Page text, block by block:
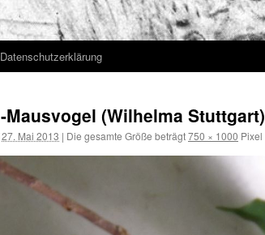
Mausvogel (Wilhelma Stuttgart)
27. Mai 2013 | Die gesamte Größe beträgt750 × 1000 Pixel